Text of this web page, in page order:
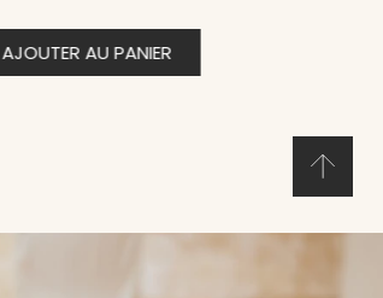
AJOUTER AU PANIER